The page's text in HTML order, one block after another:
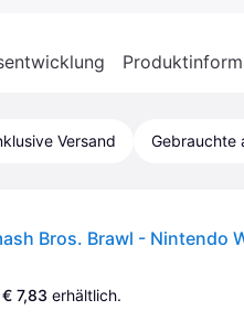
Versand Gebrauchte
Bros. Brawl - Nintendo
€ 7,83 erhältlich.